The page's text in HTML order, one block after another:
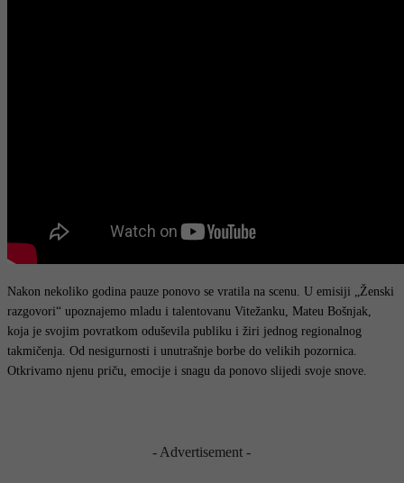
Nakon nekoliko godina pauze ponovo se vratila na scenu. U emisiji „Ženski
razgovori“ upoznajemo mladu i talentovanu Vitežanku, Mateu Bošnjak,
koja je svojim povratkom oduševila publiku i žiri jednog regionalnog
takmičenja. Od nesigurnosti i unutrašnje borbe do velikih pozornica.
Otkrivamo njenu priču, emocije i snagu da ponovo slijedi svoje snove.
- Advertisement -